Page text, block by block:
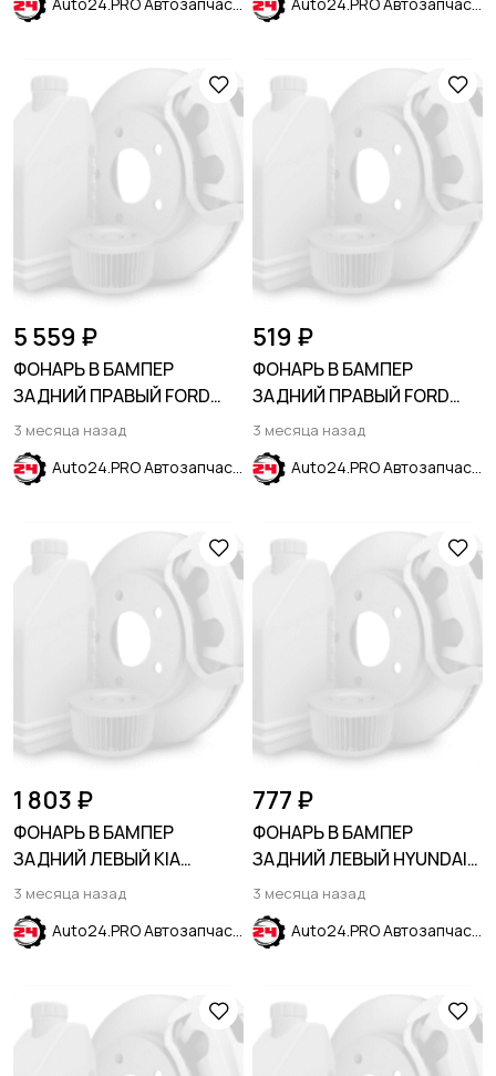
5 559 ₽
ФОНАРЬ В БАМПЕР
ЗАДНИЙ ПРАВЫЙ FORD
ESCAPE 2020-
3 месяца назад
Auto24.PRO Автозапчасти
519 ₽
ФОНАРЬ В БАМПЕР
ЗАДНИЙ ПРАВЫЙ FORD
ECOSPORT 2013-2019
3 месяца назад
Auto24.PRO Автозапчасти
1 803 ₽
ФОНАРЬ В БАМПЕР
ЗАДНИЙ ЛЕВЫЙ KIA
SPORTAGE SL 2010-2016
3 месяца назад
Auto24.PRO Автозапчасти
777 ₽
ФОНАРЬ В БАМПЕР
ЗАДНИЙ ЛЕВЫЙ HYUNDAI
CRETA 2016-2021
3 месяца назад
Auto24.PRO Автозапчасти